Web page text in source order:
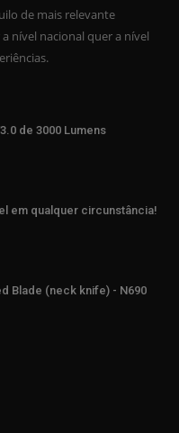
de mais relevante
nível nacional quer a nível
de 3000 Lumens
em qualquer circunstância!
Blade (neck knife) - N690